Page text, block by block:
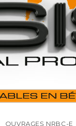
OUVRAGES NRBC-E